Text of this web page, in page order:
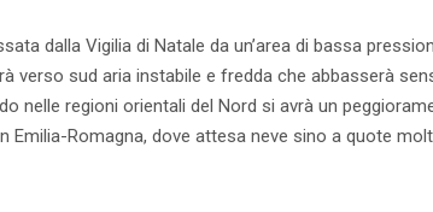
dalla Vigilia di Natale da un’area di bassa
verso sud aria instabile e fredda che abbasserà
nelle regioni orientali del Nord si avrà un
Emilia-Romagna, dove attesa neve sino a quote